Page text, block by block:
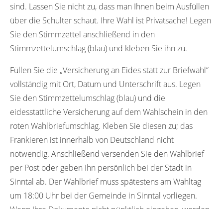
sind. Lassen Sie nicht zu, dass man Ihnen beim Ausfüllen
über die Schulter schaut. Ihre Wahl ist Privatsache! Legen
Sie den Stimmzettel anschließend in den
Stimmzettelumschlag (blau) und kleben Sie ihn zu.
Füllen Sie die „Versicherung an Eides statt zur Briefwahl“
vollständig mit Ort, Datum und Unterschrift aus. Legen
Sie den Stimmzettelumschlag (blau) und die
eidesstattliche Versicherung auf dem Wahlschein in den
roten Wahlbriefumschlag. Kleben Sie diesen zu; das
Frankieren ist innerhalb von Deutschland nicht
notwendig. Anschließend versenden Sie den Wahlbrief
per Post oder geben Ihn persönlich bei der Stadt in
Sinntal ab. Der Wahlbrief muss spätestens am Wahltag
um 18:00 Uhr bei der Gemeinde in Sinntal vorliegen.